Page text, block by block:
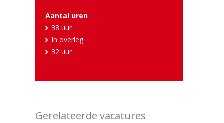
Aantal uren
38 uur
In overleg
32 uur
Gerelateerde vacatures